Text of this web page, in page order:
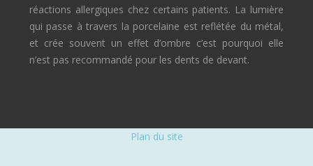
réactions allergiques chez certains patients. La lumière
qui passe à travers la porcelaine est reflétée du métal,
et crée souvent un effet d’ombre c’est pourquoi elle
n’est pas recommandé pour les dents de devant.
Plan du site